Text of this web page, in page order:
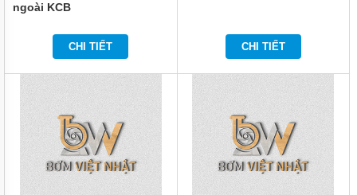
BƠM
MOTOR
GIẢM
TỐC
BƠM
TRỤC
BƠM
ngoài KCB
CHI TIẾT CHI TIẾT